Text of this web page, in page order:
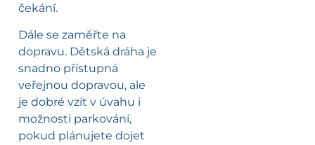
čekání.
Dále se zaměřte na
dopravu. Dětská dráha je
snadno přístupná
veřejnou dopravou, ale
je dobré vzít v úvahu i
možnosti parkování,
pokud plánujete dojet